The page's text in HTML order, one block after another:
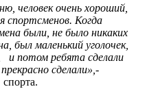
человек очень хороший,
спортсменов. Когда
были, не было никаких
был маленький уголочек,
и потом ребята сделали
сделали»,-